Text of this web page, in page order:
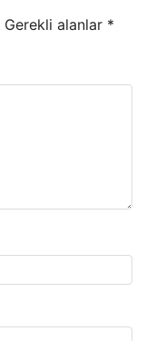
Gerekli alanlar *